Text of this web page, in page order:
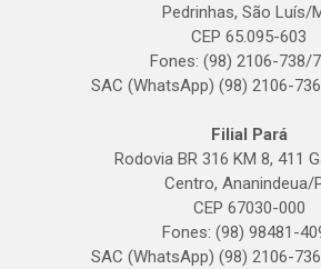
Pedrinhas, São Luís/
CEP 65.095-603
Fones: (98) 2106-738/
SAC (WhatsApp) (98) 2106-
Filial Pará
Rodovia BR 316 KM 8, 411
Centro, Ananindeua/
CEP 67030-000
Fones: (98) 98481-
SAC (WhatsApp) (98) 2106-